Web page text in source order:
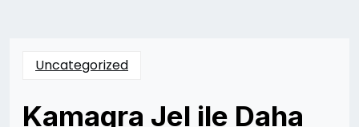
Uncategorized
Kamagra Jel ile Daha